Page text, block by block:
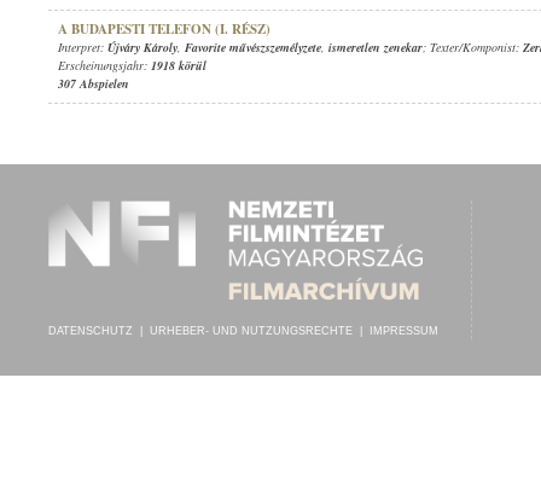
A BUDAPESTI TELEFON (I. RÉSZ)
Interpret: Újváry Károly, Favorite művészszemélyzete, ismeretlen zenekar; Texter/Komponist:
Erscheinungsjahr: 1918 körül
307 Abspielen
DATENSCHUTZ URHEBER- UND NUTZUNGSRECHTE IMPRESSUM